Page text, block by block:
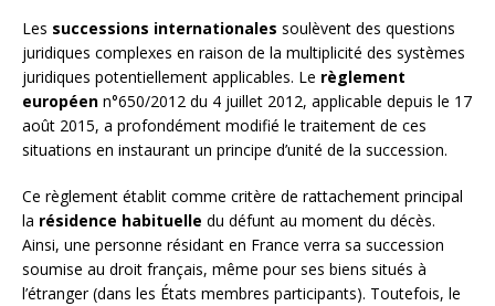
Les successions internationales soulèvent des questions
juridiques complexes en raison de la multiplicité des systèmes
juridiques potentiellement applicables. Le règlement
européen n°650/2012 du 4 juillet 2012, applicable depuis le 17
août 2015, a profondément modifié le traitement de ces
situations en instaurant un principe d’unité de la succession.
Ce règlement établit comme critère de rattachement principal
la résidence habituelle du défunt au moment du décès.
Ainsi, une personne résidant en France verra sa succession
soumise au droit français, même pour ses biens situés à
l’étranger (dans les États membres participants). Toutefois, le